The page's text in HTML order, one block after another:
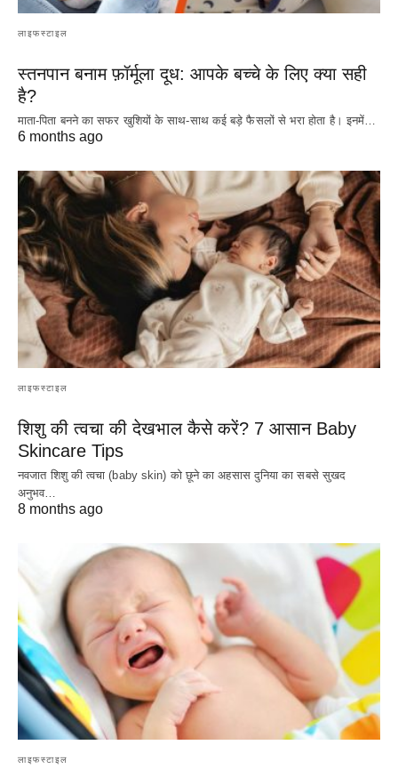
लाइफस्टाइल
स्तनपान बनाम फ़ॉर्मूला दूध: आपके बच्चे के लिए क्या सही
है?
माता-पिता बनने का सफर खुशियों के साथ-साथ कई बड़े फैसलों से भरा होता है। इनमें…
6 months ago
लाइफस्टाइल
शिशु की त्वचा की देखभाल कैसे करें? 7 आसान Baby
Skincare Tips
नवजात शिशु की त्वचा (baby skin) को छूने का अहसास दुनिया का सबसे सुखद
अनुभव…
8 months ago
लाइफस्टाइल